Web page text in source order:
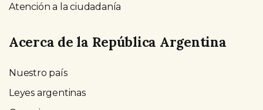
Atención a la ciudadanía
Acerca de la República Argentina
Nuestro país
Leyes argentinas